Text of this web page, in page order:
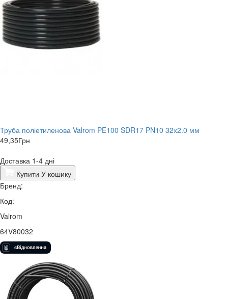
Труба поліетиленова Valrom PE100 SDR17 PN10 32х2.0 мм
49,35Грн
Доставка 1-4 дні
Купити У кошику
Бренд:
Код:
Valrom
64V80032